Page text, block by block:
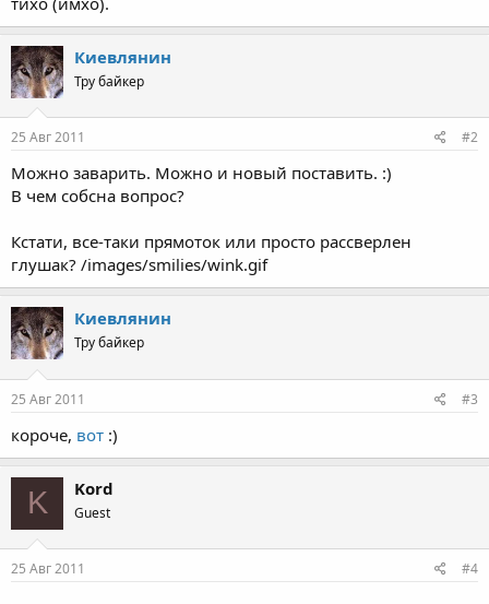
Киевлянин
Тру байкер
25 Авг 2011 #2
Можно заварить. Можно и новый поставить. :)
В чем собсна вопрос?
Кстати, все-таки прямоток или просто рассверлен
глушак? /images/smilies/wink.gif
Киевлянин
Тру байкер
25 Авг 2011 #3
короче, вот :)
K Kord
Guest
25 Авг 2011 #4